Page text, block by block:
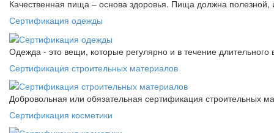
Качественная пища – основа здоровья. Пища должна
Сертификация одежды
Одежда - это вещи, которые регулярно и в течение
Сертификация строительных материалов
Добровольная или обязательная сертификация строительных
Сертификация косметики